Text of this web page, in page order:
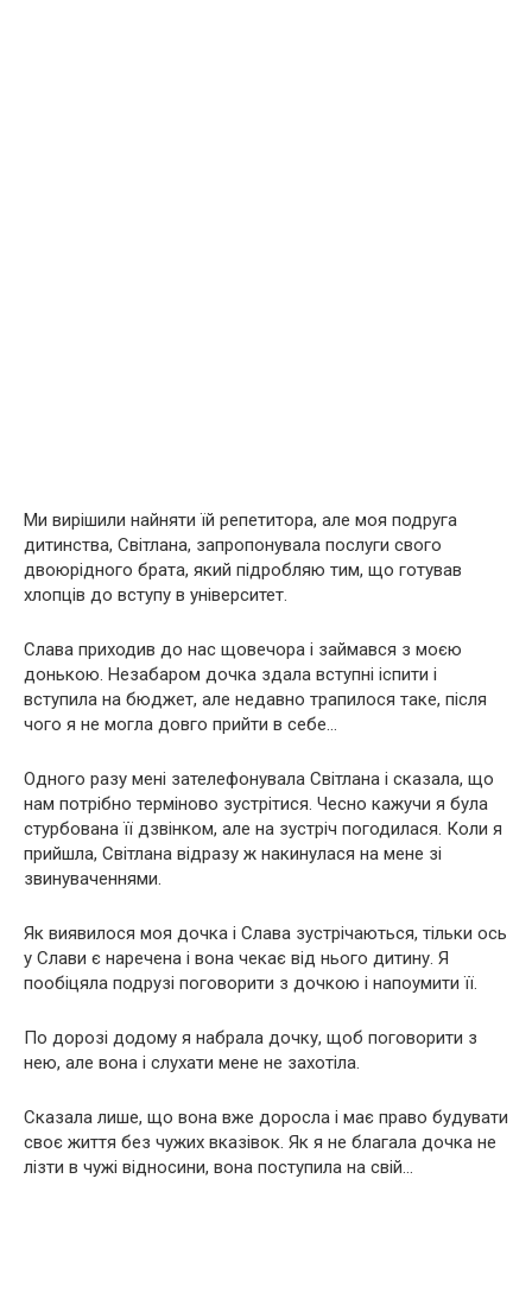
Ми вирішили найняти їй репетитора, але моя подруга
дитинства, Світлана, запропонувала послуги свого
двоюрідного брата, який підробляю тим, що готував
хлопців до вступу в університет.
Слава приходив до нас щовечора і займався з моєю
донькою. Незабаром дочка здала вступні іспити і
вступила на бюджет, але недавно трапилося таке, після
чого я не могла довго прийти в себе…
Одного разу мені зателефонувала Світлана і сказала, що
нам потрібно терміново зустрітися. Чесно кажучи я була
стурбована її дзвінком, але на зустріч погодилася. Коли я
прийшла, Світлана відразу ж накинулася на мене зі
звинуваченнями.
Як виявилося моя дочка і Слава зустрічаються, тільки ось
у Слави є наречена і вона чекає від нього дитину. Я
пообіцяла подрузі поговорити з дочкою і напоумити її.
По дорозі додому я набрала дочку, щоб поговорити з
нею, але вона і слухати мене не захотіла.
Сказала лише, що вона вже доросла і має право будувати
своє життя без чужих вказівок. Як я не благала дочка не
лізти в чужі відносини, вона поступила на свій…